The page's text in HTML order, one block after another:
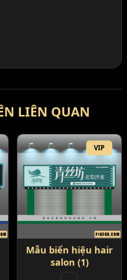
LIÊN QUAN
VIP
Mẫu biển hiệu hair
salon (1)